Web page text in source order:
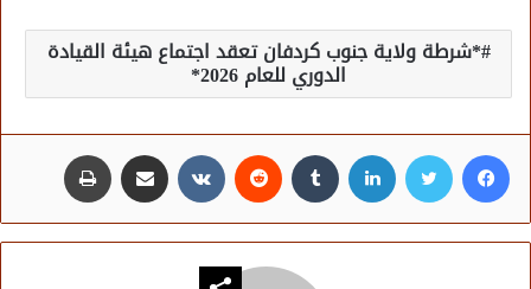
*شرطة ولاية جنوب كردفان تعقد اجتماع هيئة القيادة
الدوري للعام 2026*
فيسبوك تويتر لينكدإن مشاركة عبر البريد